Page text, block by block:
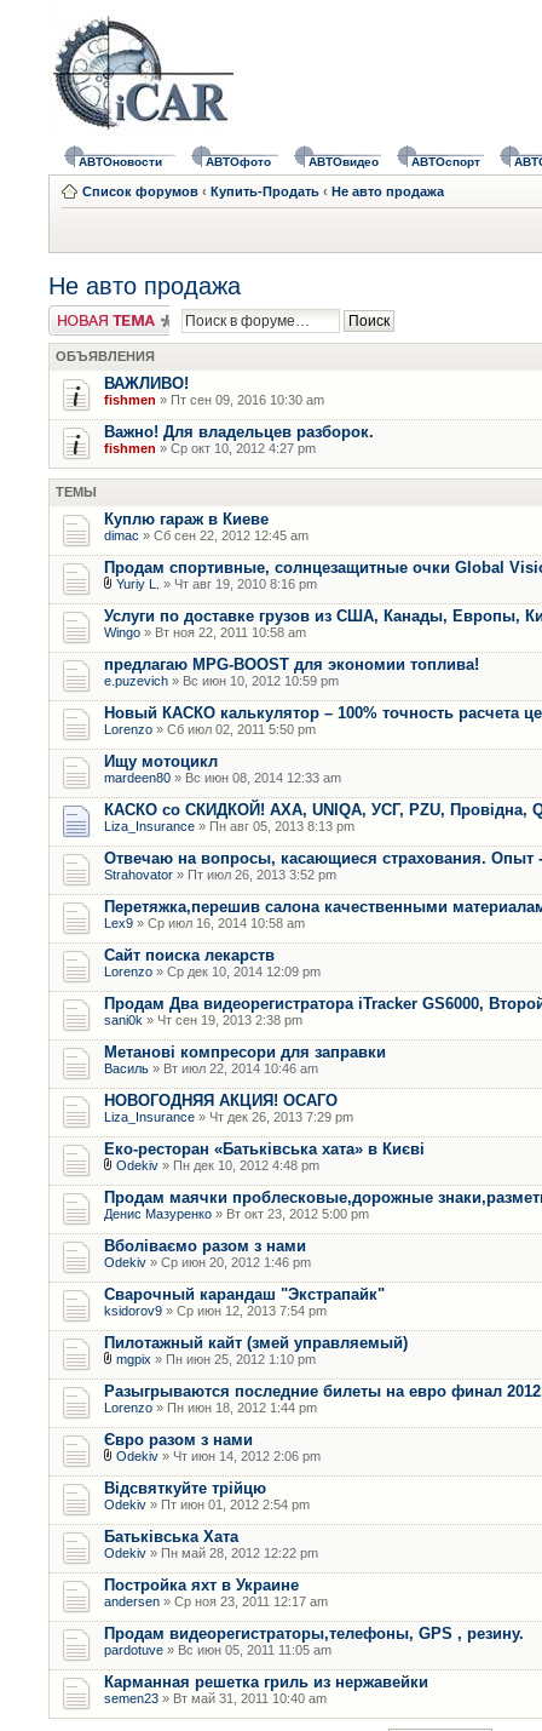
АВТОновости АВТОфото АВТОвидео АВТОспорт
Список форумов ‹ Купить-Продать ‹ Не авто продажа
Не авто продажа
Новая тема
ОБЪЯВЛЕНИЯ
ВАЖЛИВО!
fishmen » Пт сен 09, 2016 10:30 am
Важно! Для владельцев разборок.
fishmen » Ср окт 10, 2012 4:27 pm
ТЕМЫ
Куплю гараж в Киеве
dimac » Сб сен 22, 2012 12:45 am
Продам спортивные, солнцезащитные очки Global
Yuriy L. » Чт авг 19, 2010 8:16 pm
Услуги по доставке грузов из США, Канады, Европы,
Wingo » Вт ноя 22, 2011 10:58 am
предлагаю MPG-BOOST для экономии топлива!
e.puzevich » Вс июн 10, 2012 10:59 pm
Новый КАСКО калькулятор – 100% точность расчета
Lorenzo » Сб июл 02, 2011 5:50 pm
Ищу мотоцикл
mardeen80 » Вс июн 08, 2014 12:33 am
КАСКО со СКИДКОЙ! AXA, UNIQA, УСГ, PZU, Провідна,
Liza_Insurance » Пн авг 05, 2013 8:13 pm
Отвечаю на вопросы, касающиеся страхования. Опыт
Strahovator » Пт июл 26, 2013 3:52 pm
Перетяжка,перешив салона качественными
Lex9 » Ср июл 16, 2014 10:58 am
Сайт поиска лекарств
Lorenzo » Ср дек 10, 2014 12:09 pm
Продам Два видеорегистратора iTracker GS6000,
sani0k » Чт сен 19, 2013 2:38 pm
Метанові компресори для заправки
Василь » Вт июл 22, 2014 10:46 am
НОВОГОДНЯЯ АКЦИЯ! ОСАГО
Liza_Insurance » Чт дек 26, 2013 7:29 pm
Еко-ресторан «Батьківська хата» в Києві
Odekiv » Пн дек 10, 2012 4:48 pm
Продам маячки проблесковые,дорожные
Денис Мазуренко » Вт окт 23, 2012 5:00 pm
Вболіваємо разом з нами
Odekiv » Ср июн 20, 2012 1:46 pm
Сварочный карандаш "Экстрапайк"
ksidorov9 » Ср июн 12, 2013 7:54 pm
Пилотажный кайт (змей управляемый)
mgpix » Пн июн 25, 2012 1:10 pm
Разыгрываются последние билеты на евро финал
Lorenzo » Пн июн 18, 2012 1:44 pm
Євро разом з нами
Odekiv » Чт июн 14, 2012 2:06 pm
Відсвяткуйте трійцю
Odekiv » Пт июн 01, 2012 2:54 pm
Батьківська Хата
Odekiv » Пн май 28, 2012 12:22 pm
Постройка яхт в Украине
andersen » Ср ноя 23, 2011 12:17 am
Продам видеорегистраторы,телефоны, GPS , резину.
pardotuve » Вс июн 05, 2011 11:05 am
Карманная решетка гриль из нержавейки
semen23 » Вт май 31, 2011 10:40 am